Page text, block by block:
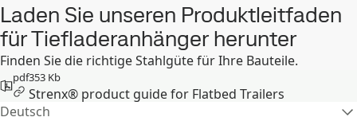
Laden Sie unseren Produktleitfaden
für Tiefladeranhänger herunter
Finden Sie die richtige Stahlgüte für Ihre Bauteile.
pdf353 Kb
Strenx® product guide for Flatbed Trailers
Deutsch